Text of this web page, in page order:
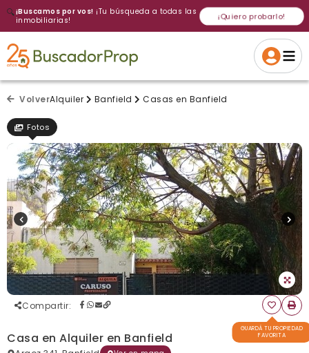
🔍¡Buscamos por vos! ¡Tu búsqueda a todas las
inmobiliarias!
¡Quiero probarlo!
Cancelar Si, eliminar
Gracias
Volver a intentar
VolverAlquiler Banfield Casas en Banfield
Fotos
Compartir:
GUARDÁ TU PROPIEDAD
FAVORITA
Casa en Alquiler en Banfield